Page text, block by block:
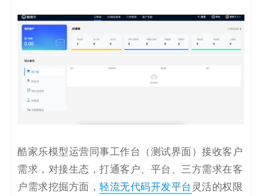
酷家乐模型运营同事工作台（测试界面）接收客户
需求，对接生态，打通客户、平台、三方需求在客
户需求挖掘方面， 轻流无代码开发平台 灵活的权限